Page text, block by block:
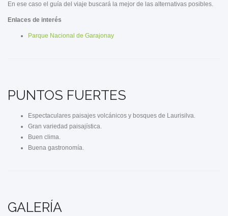
En ese caso el guía del viaje buscará la mejor de las alternativas posibles.
Enlaces de interés
Parque Nacional de Garajonay
PUNTOS FUERTES
Espectaculares paisajes volcánicos y bosques de Laurisilva.
Gran variedad paisajística.
Buen clima.
Buena gastronomía.
GALERÍA